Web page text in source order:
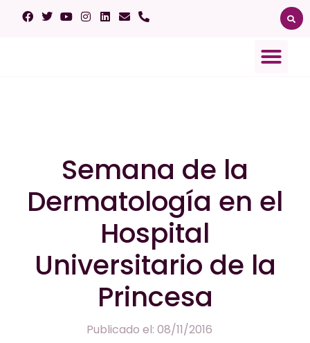
Semana de la
Dermatología en el
Hospital
Universitario de la
Princesa
Publicado el: 08/11/2016